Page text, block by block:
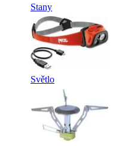
Stany
Světlo